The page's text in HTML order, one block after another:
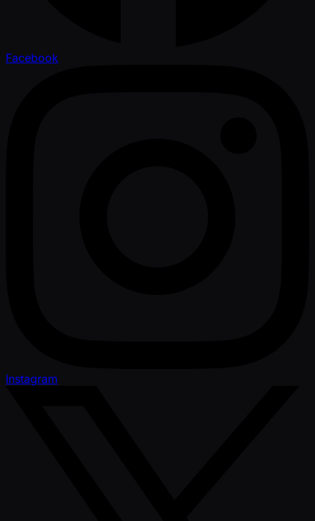
Facebook
Instagram